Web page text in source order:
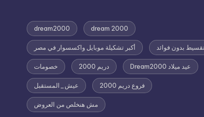
dream2000 dream 2000
أكبر تشكيلة موبايل واكسسوار في مصر بدون فوائد
خصومات دريم 2000 عيد ميلاد Dream2000
عيش_المستقبل فروع دريم 2000
مش هنخلص من العروض